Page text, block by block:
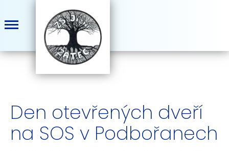
Den otevřených dveří
na SOS v Podbořanech